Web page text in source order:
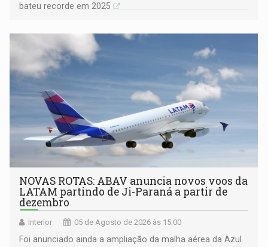
bateu recorde em 2025
NOVAS ROTAS: ABAV anuncia novos voos da
LATAM partindo de Ji-Paraná a partir de
dezembro
Interior 05 de Agosto de 2026 às 15:00
Foi anunciado ainda a ampliação da malha aérea da Azul